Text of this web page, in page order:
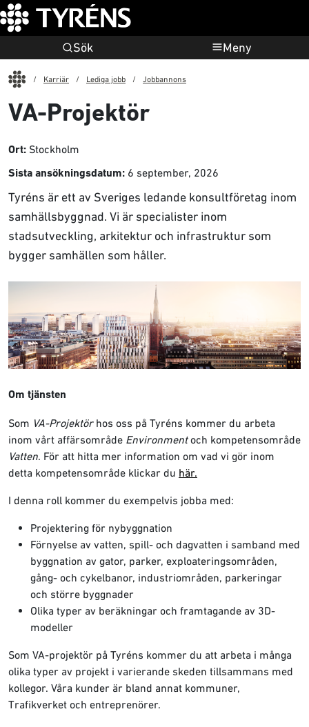
Sök Meny
Karriär
Lediga jobb Jobbannons
VA-Projektör
Ort: Stockholm
Sista ansökningsdatum: 6 september, 2026
Tyréns är ett av Sveriges ledande konsultföretag inom
samhällsbyggnad. Vi är specialister inom
stadsutveckling, arkitektur och infrastruktur som
bygger samhällen som håller.
Om tjänsten
Som VA-Projektörhos oss på Tyréns kommer du arbeta
inom vårt affärsområde Environmentoch kompetensområde
Vatten. För att hitta mer information om vad vi gör inom
detta kompetensområde klickar du här.
I denna roll kommer du exempelvis jobba med:
Projektering för nybyggnation
Förnyelse av vatten, spill- och dagvatten i samband med
byggnation av gator, parker, exploateringsområden,
gång- och cykelbanor, industriområden, parkeringar
och större byggnader
Olika typer av beräkningar och framtagande av 3D-
modeller
Som VA-projektör på Tyréns kommer du att arbeta i många
olika typer av projekt i varierande skeden tillsammans med
kollegor. Våra kunder är bland annat kommuner,
Trafikverket och entreprenörer.